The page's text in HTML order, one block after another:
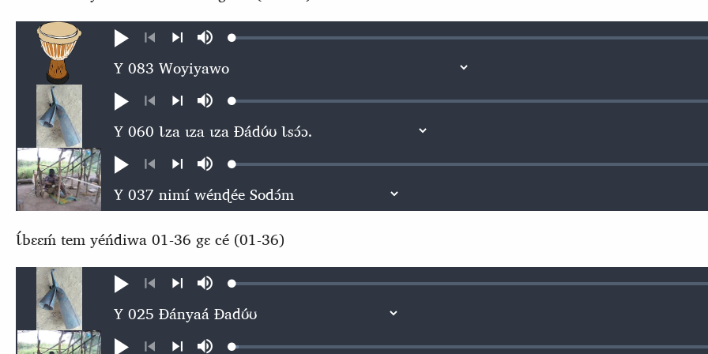
Ɖʊʊ́
nɛ́
nɛ́
búsuLoaded:
Ɖʊʊ́
nɛ́
nɛ́
búsuLoaded:
Ɖʊʊ́
nɛ́
kɩgɛgɛrɛŋɛ
nɛ́
búsuLoaded:
Ɩ́bɛɛḿ tem yéńdiwa 01-36 gɛ cé (01-36)
Ɖʊʊ́
nɛ́
nɛ́
búsuLoaded:
Loaded: